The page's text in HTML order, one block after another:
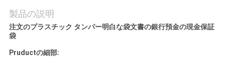
し
な
製品の説明
注文のプラスチック タンパー明白な袋文書の銀行預金の現金保証
袋
Pruductの細部: